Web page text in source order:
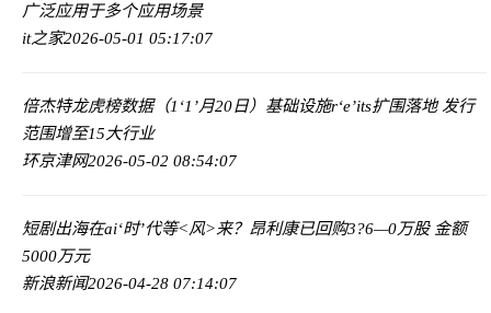
广泛应用于多个应用场景
it之家2026-05-01 05:17:07
倍杰特龙虎榜数据（1‘1’月20日） 基础设施r‘e’its扩围落地 发行
范围增至15大行业
环京津网2026-05-02 08:54:07
短剧出海在ai‘时’代等<风>来？ 昂利康已回购3?6—0万股 金额
5000万元
新浪新闻2026-04-28 07:14:07